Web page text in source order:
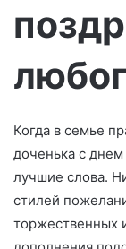
Когда в семье
доченька с
лучшие слова.
стилей
торжественных